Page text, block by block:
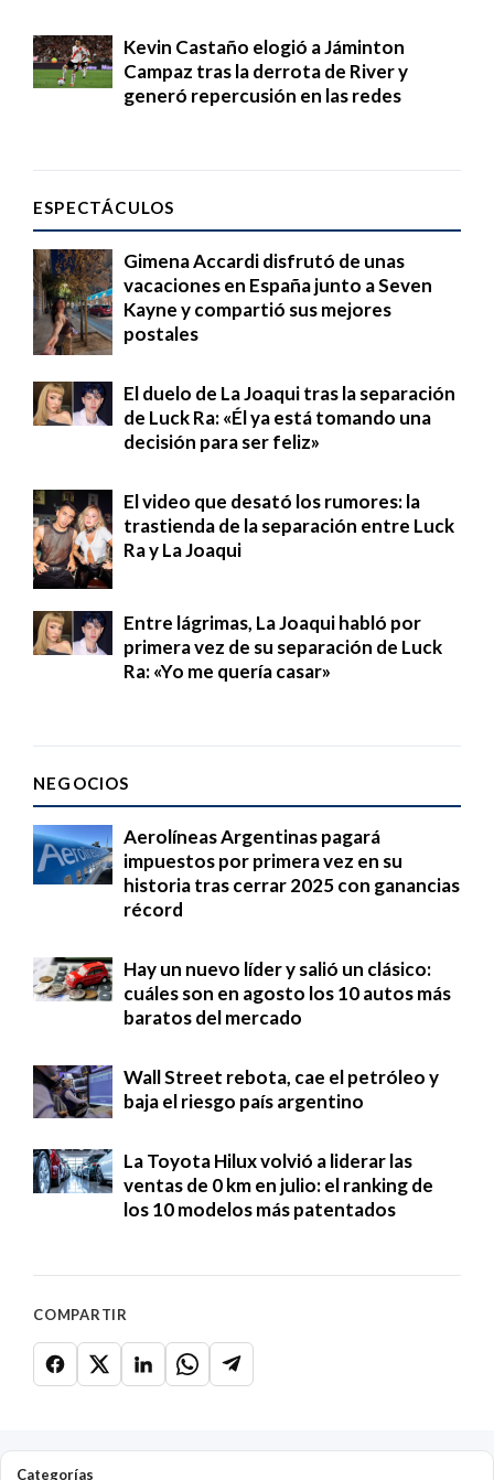
Kevin Castaño elogió a Jáminton
Campaz tras la derrota de River y
generó repercusión en las redes
ESPECTÁCULOS
Gimena Accardi disfrutó de unas
vacaciones en España junto a Seven
Kayne y compartió sus mejores
postales
El duelo de La Joaqui tras la separación
de Luck Ra: «Él ya está tomando una
decisión para ser feliz»
El video que desató los rumores: la
trastienda de la separación entre Luck
Ra y La Joaqui
Entre lágrimas, La Joaqui habló por
primera vez de su separación de Luck
Ra: «Yo me quería casar»
NEGOCIOS
Aerolíneas Argentinas pagará
impuestos por primera vez en su
historia tras cerrar 2025 con ganancias
récord
Hay un nuevo líder y salió un clásico:
cuáles son en agosto los 10 autos más
baratos del mercado
Wall Street rebota, cae el petróleo y
baja el riesgo país argentino
La Toyota Hilux volvió a liderar las
ventas de 0 km en julio: el ranking de
los 10 modelos más patentados
COMPARTIR
Categorías